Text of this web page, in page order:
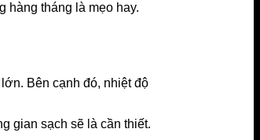
hàng tháng là mẹo hay.
Bên cạnh đó, nhiệt độ
gian sạch sẽ là cần thiết.